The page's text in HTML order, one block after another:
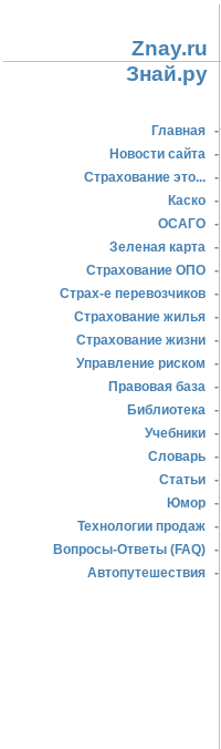
Znay.ru
Знай.ру
Главная -
Новости сайта -
Страхование это... -
Каско -
ОСАГО -
Зеленая карта -
Страхование ОПО -
Страх-е перевозчиков -
Страхование жилья -
Страхование жизни -
Управление риском
-
Правовая база -
Библиотека -
Учебники -
Словарь -
Статьи -
Юмор -
Технологии продаж -
Вопросы-Ответы (FAQ) -
Автопутешествия -